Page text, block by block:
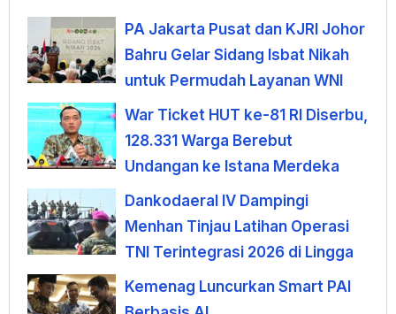
PA Jakarta Pusat dan KJRI Johor
Bahru Gelar Sidang Isbat Nikah
untuk Permudah Layanan WNI
War Ticket HUT ke-81 RI Diserbu,
128.331 Warga Berebut
Undangan ke Istana Merdeka
Dankodaeral IV Dampingi
Menhan Tinjau Latihan Operasi
TNI Terintegrasi 2026 di Lingga
Kemenag Luncurkan Smart PAI